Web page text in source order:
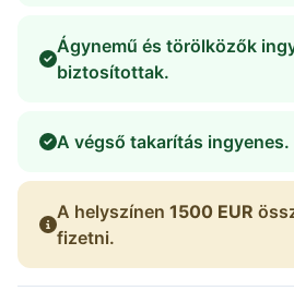
Ágynemű és törölközők
biztosítottak.
A végső takarítás ingyenes.
A helyszínen 1500 EUR
fizetni.